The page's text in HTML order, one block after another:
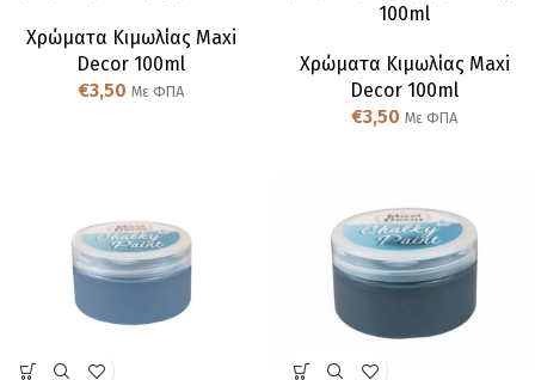
Χρώματα Κιμωλίας Maxi
Decor 100ml
€3,50 Με ΦΠΑ
100ml
Χρώματα Κιμωλίας Maxi
Decor 100ml
€3,50 Με ΦΠΑ